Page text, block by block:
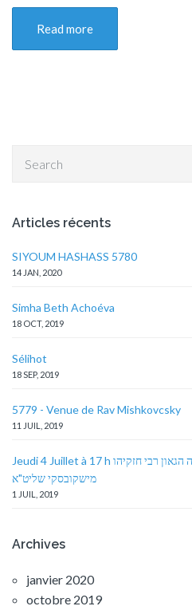
Read more
Articles récents
SIYOUM HASHASS 5780
14 JAN, 2020
Simha Beth Achoéva
18 OCT, 2019
Sélihot
18 SEP, 2019
5779 - Venue de Rav Mishkovcsky
11 JUIL, 2019
Jeudi 4 Juillet à 17 h מנהל רוני בישיבות אורחות תורה הגאון רבי חזקיהו
מישקובסקי שליט"א
1 JUIL, 2019
Archives
janvier 2020
octobre 2019